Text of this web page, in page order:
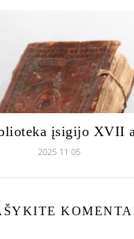
įsigijo XVII
2025 11 05